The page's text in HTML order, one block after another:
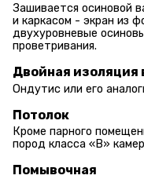
Зашивается осиновой
и каркасом - экран из
двухуровневые
проветривания.
Двойная изоляция
Ондутис или его
Потолок
Кроме парного
пород класса «В»
Помывочная